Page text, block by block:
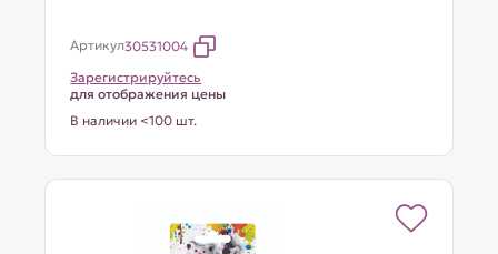
Артикул30531004
Зарегистрируйтесь
для отображения цены
В наличии <100 шт.